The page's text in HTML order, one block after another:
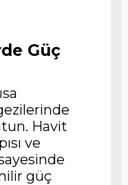
Güç
Havit
ve
güç